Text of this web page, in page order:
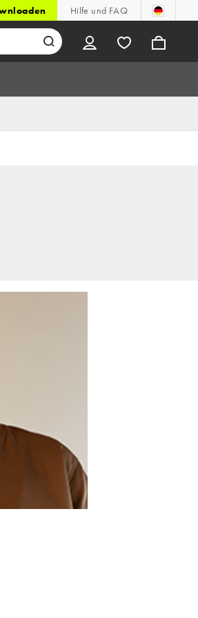
Hilfe und FAQ